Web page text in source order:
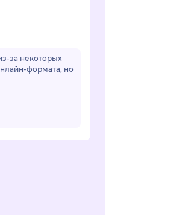
за некоторых
формата, но